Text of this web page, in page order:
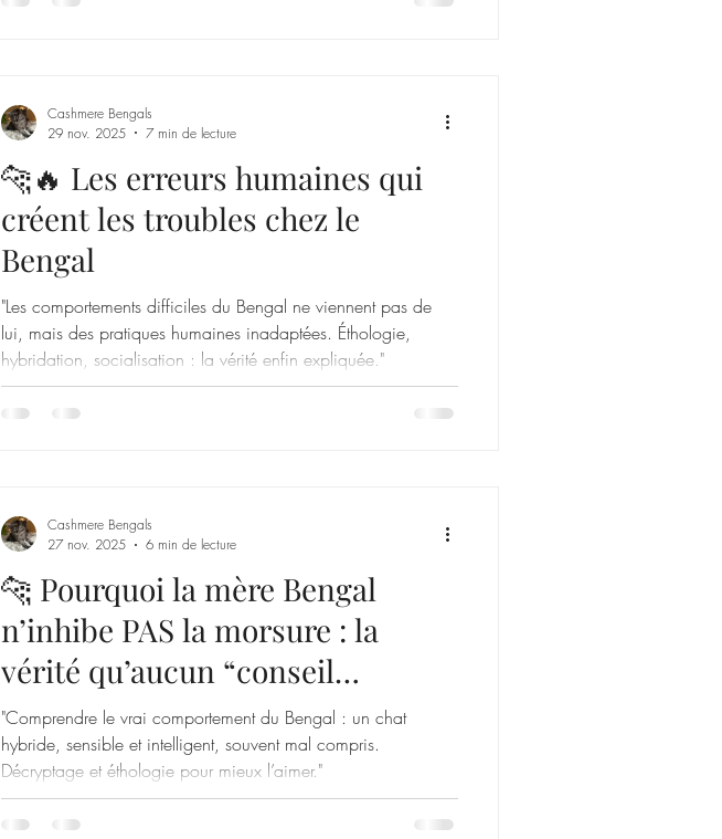
🐆🔥 Les erreurs humaines qui
créent les troubles chez le
Bengal
"Les comportements difficiles du Bengal ne viennent pas de
lui, mais des pratiques humaines inadaptées. Éthologie,
hybridation, socialisation : la vérité enfin expliquée."
Cashmere Bengals
29 nov. 2025
7 min de lecture
🐆 Pourquoi la mère Bengal
n’inhibe PAS la morsure : la
vérité qu’aucun “conseil
standard” n’explique
"Comprendre le vrai comportement du Bengal : un chat
hybride, sensible et intelligent, souvent mal compris.
Décryptage et éthologie pour mieux l’aimer."
Cashmere Bengals
27 nov. 2025
6 min de lecture